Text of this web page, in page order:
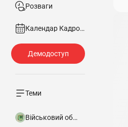
Розваги
Календар Кадровика
Теми
Військовий облік